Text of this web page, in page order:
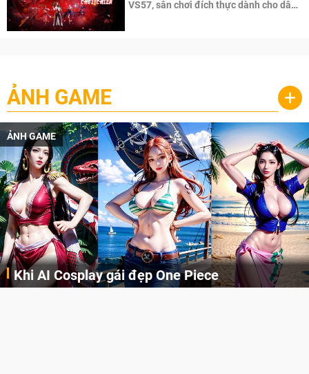
VS57, sân chơi đích thực dành cho dân
ẢNH GAME +
ẢNH GAME
Khi AI Cosplay gái đẹp One Piece